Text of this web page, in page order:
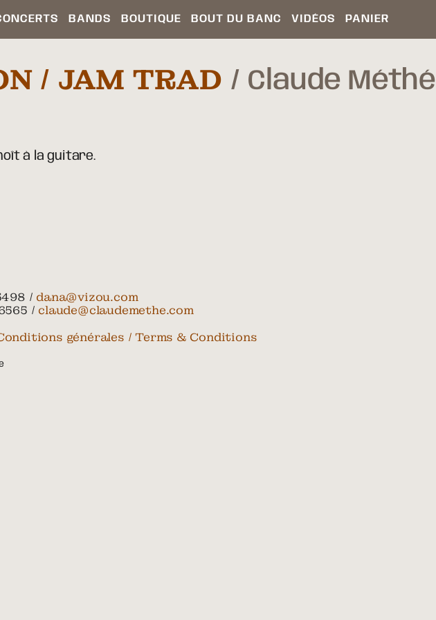
BANDS BOUTIQUE BOUT DU BANC VIDÉOS PANIER
/ JAM TRAD Claude Méthé
à la guitare.
/ dana@vizou.com
/ claude@claudemethe.com
générales / Terms & Conditions